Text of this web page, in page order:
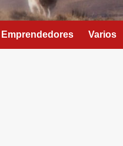
Emprendedores Varios